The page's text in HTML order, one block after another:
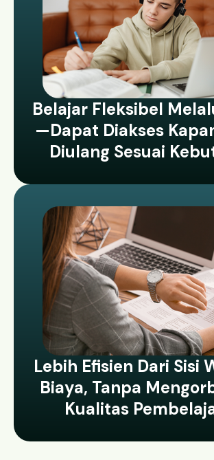
Belajar Fleksibel
—dapat Diakses
Diulang Sesuai
Lebih Efisien Dari Sisi
Biaya, Tanpa
Kualitas